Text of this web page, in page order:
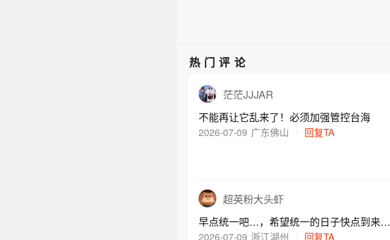
热门评论
茫茫JJJAR
不能再让它乱来了！必须加强管控台海
2026-07-09 广东佛山 回复TA
超英粉大头虾
早点统一吧…，希望统一的日子快点到来…
2026-07-09 浙江湖州 回复TA